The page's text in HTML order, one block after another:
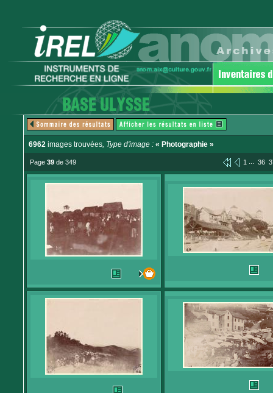
6962 images trouvées, Type d'image : « Photographie »
Page 39 de 349 1 ... 36